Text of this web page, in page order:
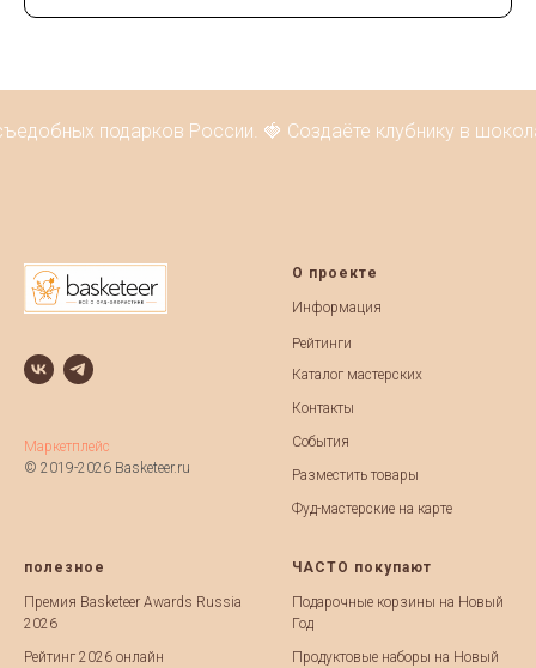
подарков России. 🍓 Создаёте клубнику в
Маркетплейс
© 2019-2026 Basketeer.ru
О проекте
Информация
Рейтинги
Каталог мастерских
Контакты
События
Разместить товары
Фуд-мастерские на карте
полезное
Премия Basketeer Awards Russia
2026
Рейтинг 2026 онлайн
ЧАСТО покупают
Подарочные корзины на Новый
Год
Продуктовые наборы на Новый